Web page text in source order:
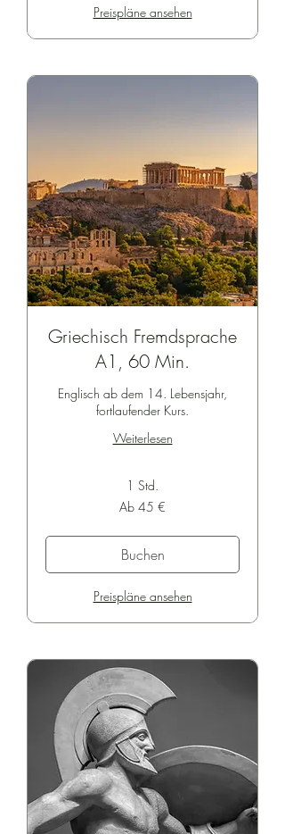
Preispläne ansehen
Griechisch Fremdsprache
A1, 60 Min.
Englisch ab dem 14. Lebensjahr,
fortlaufender Kurs.
Weiterlesen
1 Std.
Ab 45 €
Buchen
Preispläne ansehen